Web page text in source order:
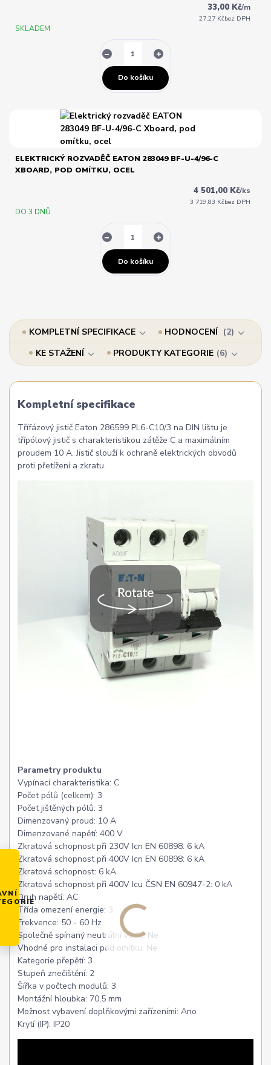
33,00 Kč/m
27,27 Kčbez DPH
SKLADEM
Do košíku
ELEKTRICKÝ ROZVADĚČ EATON 283049 BF-U-4/96-C
XBOARD, POD OMÍTKU, OCEL
4 501,00 Kč/ks
3 719,83 Kčbez DPH
DO 3 DNŮ
Do košíku
KOMPLETNÍ SPECIFIKACE HODNOCENÍ
2
KE STAŽENÍ
PRODUKTY KATEGORIE 6
Kompletní specifikace
Třífázový jistič Eaton 286599 PL6-C10/3 na DIN lištu je
třípólový jistič s charakteristikou zátěže C a maximálním
proudem 10 A. Jistič slouží k ochraně elektrických obvodů
proti přetížení a zkratu.
Parametry produktu
Vypínací charakteristika: C
Počet pólů (celkem): 3
Počet jištěných pólů: 3
Dimenzovaný proud: 10 A
Dimenzované napětí: 400 V
Zkratová schopnost při 230V Icn EN 60898: 6 kA
Zkratová schopnost při 400V Icn EN 60898: 6 kA
Zkratová schopnost: 6 kA
Zkratová schopnost při 400V Icu ČSN EN 60947-2: 0 kA
Druh napětí: AC
Třída omezení energie: 3
Frekvence: 50 - 60 Hz
Společně spínaný neutrální vodič: Ne
Vhodné pro instalaci pod omítku: Ne
Kategorie přepětí: 3
Stupeň znečištění: 2
Šířka v počtech modulů: 3
Montážní hloubka: 70,5 mm
Možnost vybavení doplňkovými zařízeními: Ano
Krytí (IP): IP20